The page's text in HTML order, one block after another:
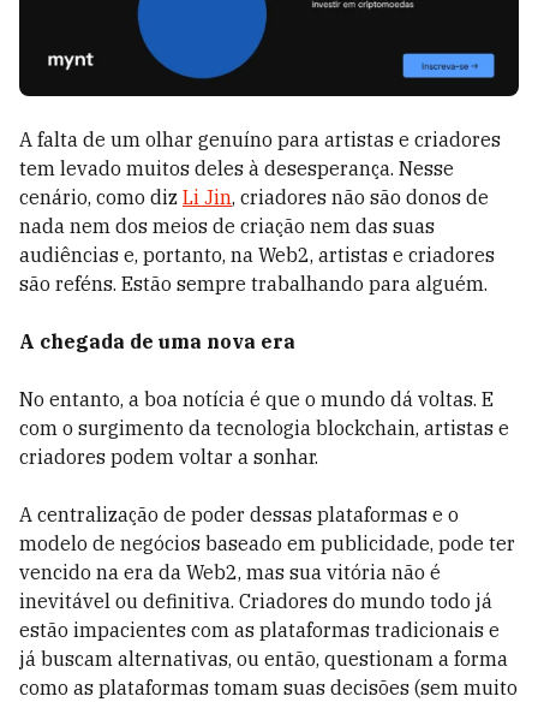
A falta de um olhar genuíno para artistas e criadores
tem levado muitos deles à desesperança. Nesse
cenário, como diz Li Jin, criadores não são donos de
nada nem dos meios de criação nem das suas
audiências e, portanto, na Web2, artistas e criadores
são reféns. Estão sempre trabalhando para alguém.
A chegada de uma nova era
No entanto, a boa notícia é que o mundo dá voltas. E
com o surgimento da tecnologia blockchain, artistas e
criadores podem voltar a sonhar.
A centralização de poder dessas plataformas e o
modelo de negócios baseado em publicidade, pode ter
vencido na era da Web2, mas sua vitória não é
inevitável ou definitiva. Criadores do mundo todo já
estão impacientes com as plataformas tradicionais e
já buscam alternativas, ou então, questionam a forma
como as plataformas tomam suas decisões (sem muito